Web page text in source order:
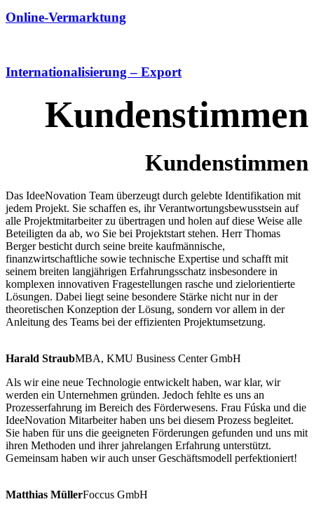
Online-Vermarktung
Internationalisierung – Export
Kundenstimmen
Kundenstimmen
Das IdeeNovation Team überzeugt durch gelebte Identifikation mit
jedem Projekt. Sie schaffen es, ihr Verantwortungsbewusstsein auf
alle Projektmitarbeiter zu übertragen und holen auf diese Weise alle
Beteiligten da ab, wo Sie bei Projektstart stehen. Herr Thomas
Berger besticht durch seine breite kaufmännische,
finanzwirtschaftliche sowie technische Expertise und schafft mit
seinem breiten langjährigen Erfahrungsschatz insbesondere in
komplexen innovativen Fragestellungen rasche und zielorientierte
Lösungen. Dabei liegt seine besondere Stärke nicht nur in der
theoretischen Konzeption der Lösung, sondern vor allem in der
Anleitung des Teams bei der effizienten Projektumsetzung.
Harald StraubMBA, KMU Business Center GmbH
Als wir eine neue Technologie entwickelt haben, war klar, wir
werden ein Unternehmen gründen. Jedoch fehlte es uns an
Prozesserfahrung im Bereich des Förderwesens. Frau Fúska und die
IdeeNovation Mitarbeiter haben uns bei diesem Prozess begleitet.
Sie haben für uns die geeigneten Förderungen gefunden und uns mit
ihren Methoden und ihrer jahrelangen Erfahrung unterstützt.
Gemeinsam haben wir auch unser Geschäftsmodell perfektioniert!
Matthias MüllerFoccus GmbH